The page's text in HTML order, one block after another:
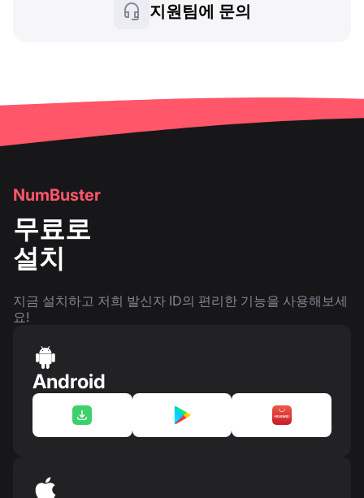
지원팀에 문의
NumBuster
무료로
설치
지금 설치하고 저희 발신자 ID의 편리한 기능을 사용해보세
요!
Android